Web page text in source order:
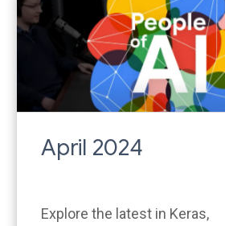
April 2024
Explore the latest in Keras,